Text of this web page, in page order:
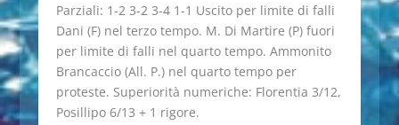
Parziali: 1-2 3-2 3-4 1-1 Uscito per limite di falli
Dani (F) nel terzo tempo. M. Di Martire (P) fuori
per limite di falli nel quarto tempo. Ammonito
Brancaccio (All. P.) nel quarto tempo per
proteste. Superiorità numeriche: Florentia 3/12,
Posillipo 6/13 + 1 rigore.